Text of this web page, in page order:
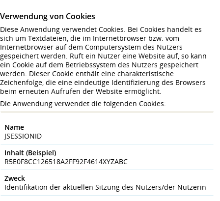
Verwendung von Cookies
Diese Anwendung verwendet Cookies. Bei Cookies handelt es
sich um Textdateien, die im Internetbrowser bzw. vom
Internetbrowser auf dem Computersystem des Nutzers
gespeichert werden. Ruft ein Nutzer eine Website auf, so kann
ein Cookie auf dem Betriebssystem des Nutzers gespeichert
werden. Dieser Cookie enthält eine charakteristische
Zeichenfolge, die eine eindeutige Identifizierung des Browsers
beim erneuten Aufrufen der Website ermöglicht.
Die Anwendung verwendet die folgenden Cookies:
Name
JSESSIONID
Inhalt (Beispiel)
R5E0F8CC126518A2FF92F4614XYZABC
Zweck
Identifikation der aktuellen Sitzung des Nutzers/der Nutzerin